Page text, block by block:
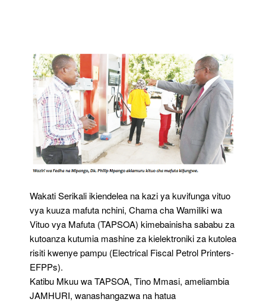
Wakati Serikali ikiendelea na kazi ya kuvifunga vituo
vya kuuza mafuta nchini, Chama cha Wamiliki wa
Vituo vya Mafuta (TAPSOA) kimebainisha sababu za
kutoanza kutumia mashine za kielektroniki za kutolea
risiti kwenye pampu (Electrical Fiscal Petrol Printers-
EFPPs).
Katibu Mkuu wa TAPSOA, Tino Mmasi, ameliambia
JAMHURI, wanashangazwa na hatua